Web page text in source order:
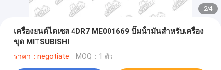
2/4
เครื่องยนต์ไดเซล 4DR7 ME001669 ปั๊มน้ํามันสําหรับเครื่อง
ขุด MITSUBISHI
ราคา：negotiate MOQ：1 ตัว